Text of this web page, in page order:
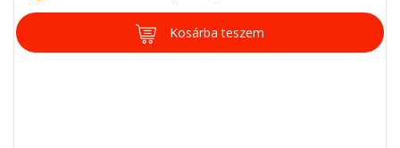
Kosárba teszem